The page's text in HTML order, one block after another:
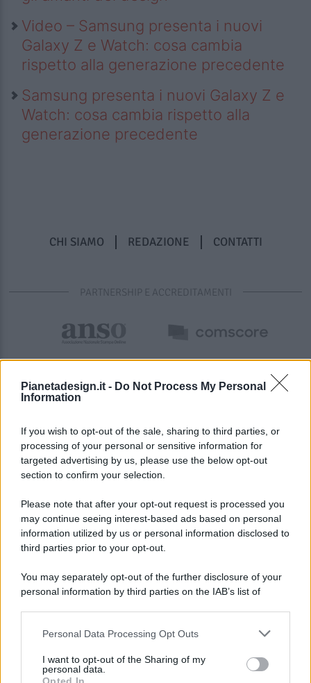
Pianetadesign.it - Do Not Process My Personal
Information
If you wish to opt-out of the sale, sharing to third parties, or
processing of your personal or sensitive information for
targeted advertising by us, please use the below opt-out
section to confirm your selection.
Please note that after your opt-out request is processed you
may continue seeing interest-based ads based on personal
information utilized by us or personal information disclosed to
third parties prior to your opt-out.
You may separately opt-out of the further disclosure of your
personal information by third parties on the IAB’s list of
This information may also be disclosed by us to third parties
disclose it to other third parties.
Personal Data Processing Opt Outs
I want to opt-out of the Sharing of my
personal data.
Video – Samsung presenta i nuovi
Galaxy Z e Watch: cosa cambia
rispetto alla generazione precedente
Samsung presenta i nuovi Galaxy Z e
Watch: cosa cambia rispetto alla
generazione precedente
CHI SIAMO REDAZIONE CONTATTI
PARTNERSHIP E ACCREDITAMENTI
© 2026 - Pianeta Design - P.IVA 04827280654 - Testata
Registrata Al Tribunale Di Nocera Inferiore N. 8/2020 - RG N.
ISCRIZIONE AL ROC N. 35792 – ISCRITTA ALL’ANSO
(ASSOCIAZIONE NAZIONALE STAMPA ONLINE)
PREFERENZE PRIVACY